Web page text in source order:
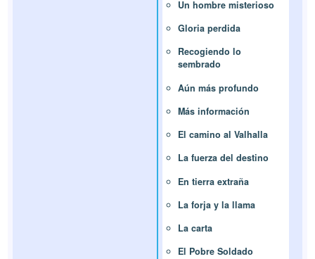
Un hombre misterioso
Gloria perdida
Recogiendo lo
sembrado
Aún más profundo
Más información
El camino al Valhalla
La fuerza del destino
En tierra extraña
La forja y la llama
La carta
El Pobre Soldado